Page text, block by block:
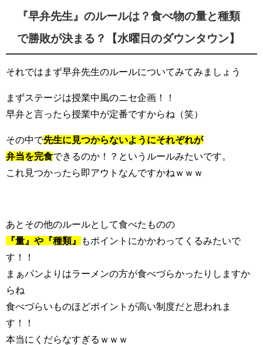
『早弁先生』のルールは？食べ物の量と種類
で勝敗が決まる？【水曜日のダウンタウン】
それではまず早弁先生のルールについてみてみましょう
まずステージは授業中風のニセ企画！！
早弁と言ったら授業中が定番ですからね（笑）
その中で先生に見つからないようにそれぞれが
弁当を完食できるのか！？というルールみたいです。
これ見つかったら即アウトなんですかねｗｗｗ
あとその他のルールとして食べたものの
『量』や『種類』
もポイントにかかわってくるみたいで
す！！
まぁパンよりはラーメンの方が食べづらかったりしますか
らね
食べづらいものほどポイントが高い制度だと思われま
す！！
本当にくだらなすぎるｗｗｗ